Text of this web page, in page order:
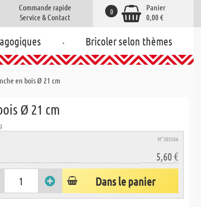
Commande rapide
Service & Contact
Panier
0,00 €
0
. Bricoler selon thèmes
en bois Ø 21 cm
Ø 21 cm
N° 305566
5,60 €
Dans le panier